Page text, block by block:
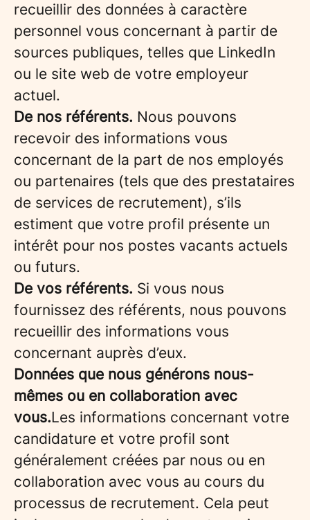
recueillir des données à caractère
personnel vous concernant à partir de
sources publiques, telles que LinkedIn
ou le site web de votre employeur
actuel.
De nos référents. Nous pouvons
recevoir des informations vous
concernant de la part de nos employés
ou partenaires (tels que des prestataires
de services de recrutement), s’ils
estiment que votre profil présente un
intérêt pour nos postes vacants actuels
ou futurs.
De vos référents. Si vous nous
fournissez des référents, nous pouvons
recueillir des informations vous
concernant auprès d’eux.
Données que nous générons nous-
mêmes ou en collaboration avec
vous.Les informations concernant votre
candidature et votre profil sont
généralement créées par nous ou en
collaboration avec vous au cours du
processus de recrutement. Cela peut